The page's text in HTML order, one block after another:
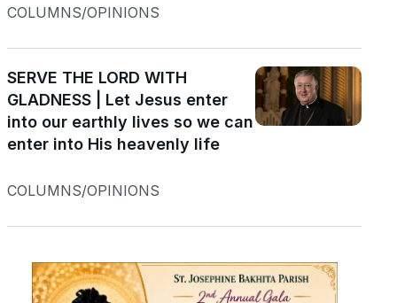
COLUMNS/OPINIONS
SERVE THE LORD WITH
GLADNESS | Let Jesus enter
into our earthly lives so we can
enter into His heavenly life
COLUMNS/OPINIONS